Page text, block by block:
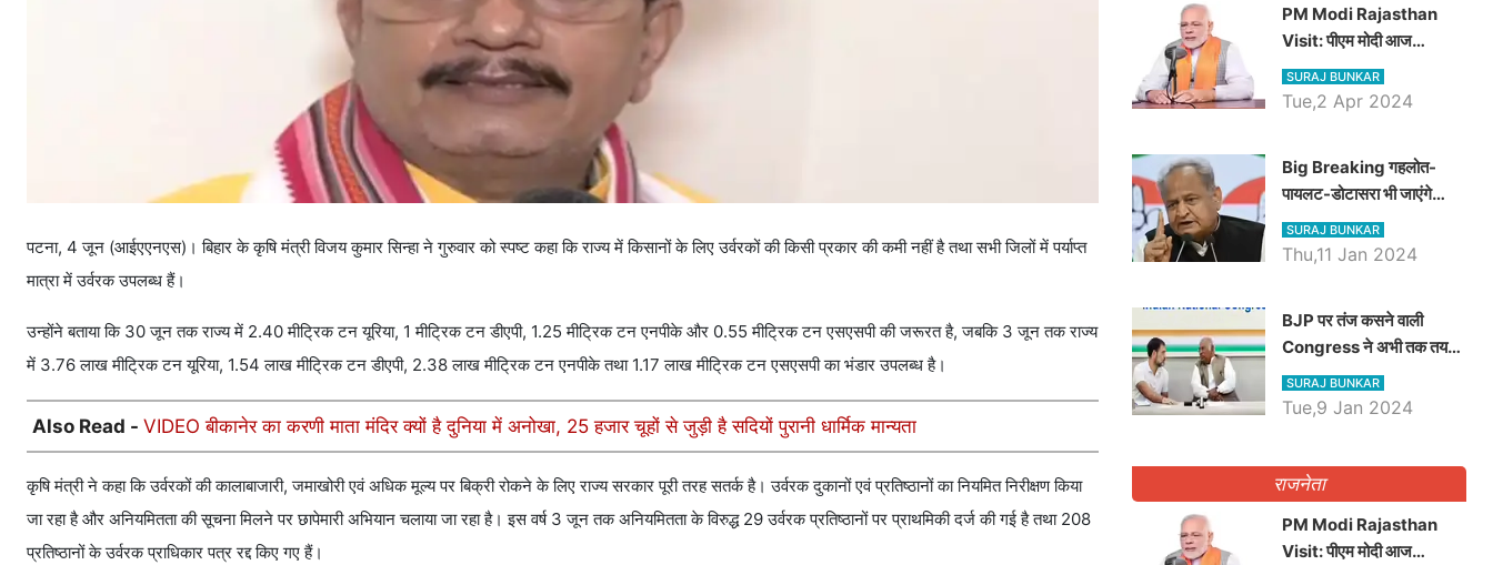
पटना, 4 जून (आईएएनएस)। बिहार के कृषि मंत्री विजय कुमार सिन्हा ने गुरुवार को स्पष्ट कहा कि राज्य में किसानों के लिए उर्वरकों की किसी प्रकार की कमी नहीं है तथा सभी जिलों में पर्याप्त
मात्रा में उर्वरक उपलब्ध हैं।
उन्होंने बताया कि 30 जून तक राज्य में 2.40 मीट्रिक टन यूरिया, 1 मीट्रिक टन डीएपी, 1.25 मीट्रिक टन एनपीके और 0.55 मीट्रिक टन एसएसपी की जरूरत है, जबकि 3 जून तक राज्य
में 3.76 लाख मीट्रिक टन यूरिया, 1.54 लाख मीट्रिक टन डीएपी, 2.38 लाख मीट्रिक टन एनपीके तथा 1.17 लाख मीट्रिक टन एसएसपी का भंडार उपलब्ध है।
Also Read - VIDEO बीकानेर का करणी माता मंदिर क्यों है दुनिया में अनोखा, 25 हजार चूहों से जुड़ी है सदियों पुरानी धार्मिक मान्यता
कृषि मंत्री ने कहा कि उर्वरकों की कालाबाजारी, जमाखोरी एवं अधिक मूल्य पर बिक्री रोकने के लिए राज्य सरकार पूरी तरह सतर्क है। उर्वरक दुकानों एवं प्रतिष्ठानों का नियमित निरीक्षण किया
जा रहा है और अनियमितता की सूचना मिलने पर छापेमारी अभियान चलाया जा रहा है। इस वर्ष 3 जून तक अनियमितता के विरुद्ध 29 उर्वरक प्रतिष्ठानों पर प्राथमिकी दर्ज की गई है तथा 208
प्रतिष्ठानों के उर्वरक प्राधिकार पत्र रद्द किए गए हैं।
PM Modi Rajasthan
Visit: पीएम मोदी आज
राजस्थान में कोटपूतली में करेंगे
विशाल रैली, एक सभा से 8 सीटों
SURAJ BUNKAR
Tue,2 Apr 2024
Big Breaking गहलोत-
पायलट-डोटासरा भी जाएंगे
अयोध्या, करेंगे रामलला के दर्शन
SURAJ BUNKAR
Thu,11 Jan 2024
BJP पर तंज कसने वाली
Congress ने अभी तक तय
नहीं किया नेता प्रतिपक्ष, जानें
कौन होगा दावेदार
SURAJ BUNKAR
Tue,9 Jan 2024
राजनेता
PM Modi Rajasthan
Visit: पीएम मोदी आज